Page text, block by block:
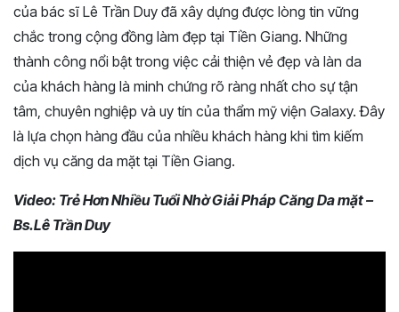
của bác sĩ Lê Trần Duy đã xây dựng được lòng tin vững
chắc trong cộng đồng làm đẹp tại Tiền Giang. Những
thành công nổi bật trong việc cải thiện vẻ đẹp và làn da
của khách hàng là minh chứng rõ ràng nhất cho sự tận
tâm, chuyên nghiệp và uy tín của thẩm mỹ viện Galaxy. Đây
là lựa chọn hàng đầu của nhiều khách hàng khi tìm kiếm
dịch vụ căng da mặt tại Tiền Giang.
Video: Trẻ Hơn Nhiều Tuổi Nhờ Giải Pháp Căng Da mặt –
Bs.Lê Trần Duy